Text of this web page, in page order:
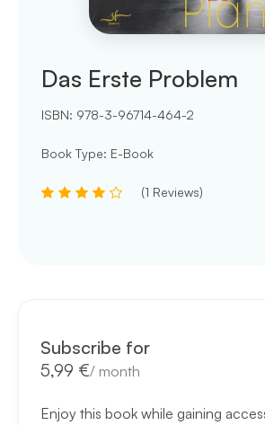
Das Erste Problem
ISBN: 978-3-96714-464-2
Book Type: E-Book
(1 Reviews)
Subscribe for
5,99 €/ month
Enjoy this book while gaining